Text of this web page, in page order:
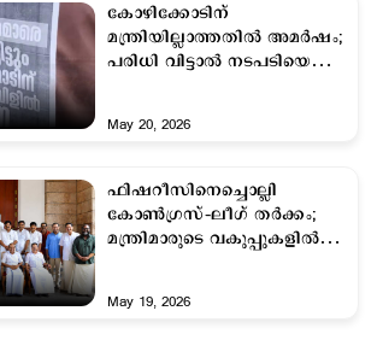
കോഴിക്കോടിന്
മന്ത്രിയില്ലാത്തതില്‍ അമര്‍ഷം;
പരിധി വിട്ടാല്‍ നടപടിയെന്ന്
May 20, 2026
ഫിഷറീസിനെച്ചൊല്ലി
കോണ്‍ഗ്രസ്–ലീഗ് തര്‍ക്കം;
മന്ത്രിമാരുടെ വകുപ്പുകളില്‍
May 19, 2026